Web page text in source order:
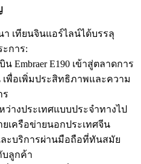
เทียนจินแอร์ไลน์ได้บรรลุ
การ:
Embraer E190 เข้าสู่ตลาดการ
พื่อเพิ่มประสิทธิภาพและความ
ร
ว่างประเทศแบบประจำทางไป
เครือข่ายนอกประเทศจีน
ะบริการผ่านมือถือที่ทันสมัย
บลูกค้า